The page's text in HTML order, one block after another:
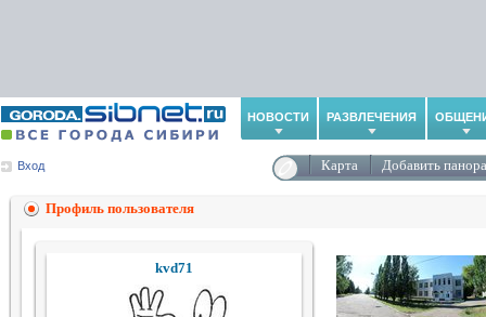
НОВОСТИ РАЗВЛЕЧЕНИЯ
Вход Карта Добавить
Профиль пользователя
kvd71